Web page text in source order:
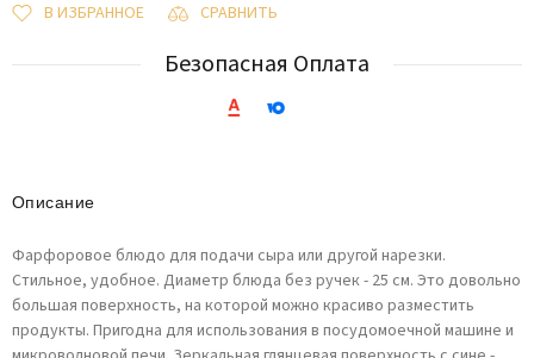
В ИЗБРАННОЕ СРАВНИТЬ
Безопасная Оплата
Описание
Фарфоровое блюдо для подачи сыра или другой нарезки.
Стильное, удобное. Диаметр блюда без ручек - 25 см. Это довольно
большая поверхность, на которой можно красиво разместить
продукты. Пригодна для использования в посудомоечной машине и